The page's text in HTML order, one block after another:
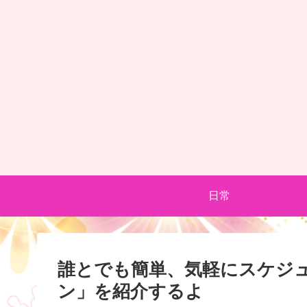
日常
誰とでも簡単、気軽にスケジ
ン」を紹介するよ